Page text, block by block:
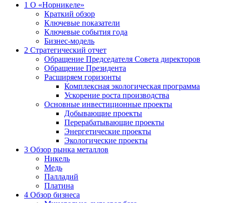
1 О «Норникеле»
Краткий обзор
Ключевые показатели
Ключевые события года
Бизнес-модель
2 Стратегический отчет
Обращение Председателя Совета директоров
Обращение Президента
Расширяем горизонты
Комплексная экологическая программа
Ускорение роста производства
Основные инвестиционные проекты
Добывающие проекты
Перерабатывающие проекты
Энергетические проекты
Экологические проекты
3 Обзор рынка металлов
Никель
Медь
Палладий
Платина
4 Обзор бизнеса